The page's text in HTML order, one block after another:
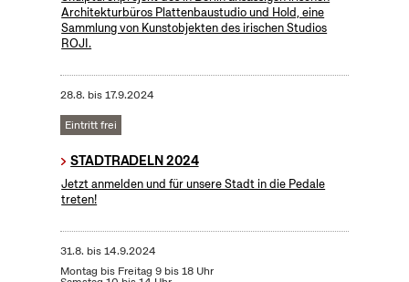
Architekturbüros Plattenbaustudio und Hold, eine
Sammlung von Kunstobjekten des irischen Studios
ROJI.
28.8. bis17.9.2024
Eintritt frei
STADTRADELN 2024
Jetzt anmelden und für unsere Stadt in die Pedale
treten!
31.8. bis14.9.2024
Montag bis Freitag 9 bis 18 Uhr